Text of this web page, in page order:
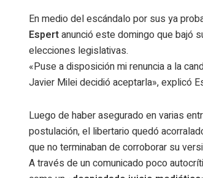
En medio del escándalo por sus ya
Espertanunció este domingo que bajó
elecciones legislativas.
«Puse a disposición mi renuncia a la
Javier Milei decidió aceptarla», explicó
Luego de haber asegurado en varias
postulación, el libertario quedó
que no terminaban de corroborar su
A través de un comunicado poco